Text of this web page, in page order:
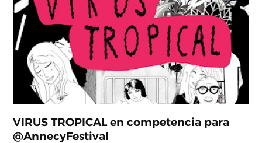
VIRUS TROPICAL en competencia para
@AnnecyFestival